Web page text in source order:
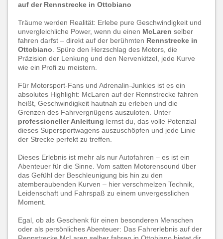
auf der Rennstrecke in Ottobiano
Träume werden Realität: Erlebe pure Geschwindigkeit und
unvergleichliche Power, wenn du einen McLaren selber
fahren darfst – direkt auf der berühmten Rennstrecke in
Ottobiano . Spüre den Herzschlag des Motors, die
Präzision der Lenkung und den Nervenkitzel, jede Kurve
wie ein Profi zu meistern.
Für Motorsport-Fans und Adrenalin-Junkies ist es ein
absolutes Highlight: McLaren auf der Rennstrecke fahren
heißt, Geschwindigkeit hautnah zu erleben und die
Grenzen des Fahrvergnügens auszuloten. Unter
professioneller Anleitung lernst du, das volle Potenzial
dieses Supersportwagens auszuschöpfen und jede Linie
der Strecke perfekt zu treffen.
Dieses Erlebnis ist mehr als nur Autofahren – es ist ein
Abenteuer für die Sinne. Vom satten Motorensound über
das Gefühl der Beschleunigung bis hin zu den
atemberaubenden Kurven – hier verschmelzen Technik,
Leidenschaft und Fahrspaß zu einem unvergesslichen
Moment.
Egal, ob als Geschenk für einen besonderen Menschen
oder als persönliches Abenteuer: Das Fahrerlebnis auf der